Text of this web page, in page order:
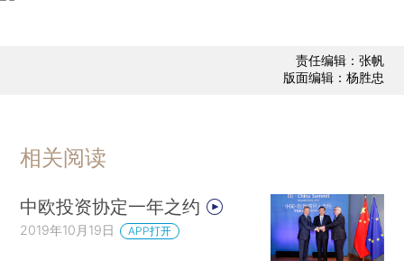
责任编辑：张帆
版面编辑：杨胜忠
相关阅读
中欧投资协定一年之约
2019年10月19日 APP打开